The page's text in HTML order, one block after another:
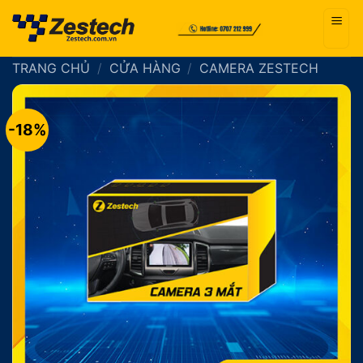
qua
dung
TRANG CHỦ / CỬA HÀNG / CAMERA ZESTECH
-18%